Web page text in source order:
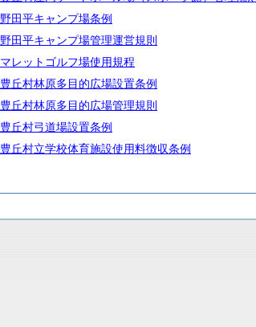
野田平キャンプ場条例
野田平キャンプ場管理運営規則
マレットゴルフ場使用規程
豊丘村林原多目的広場設置条例
豊丘村林原多目的広場管理規則
豊丘村弓道場設置条例
豊丘村立学校体育施設使用料徴収条例